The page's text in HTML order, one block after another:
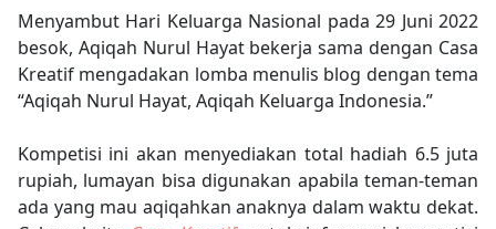
Menyambut Hari Keluarga Nasional pada 29 Juni 2022
besok, Aqiqah Nurul Hayat bekerja sama dengan Casa
Kreatif mengadakan lomba menulis blog dengan tema
“Aqiqah Nurul Hayat, Aqiqah Keluarga Indonesia.”
Kompetisi ini akan menyediakan total hadiah 6.5 juta
rupiah, lumayan bisa digunakan apabila teman-teman
ada yang mau aqiqahkan anaknya dalam waktu dekat.